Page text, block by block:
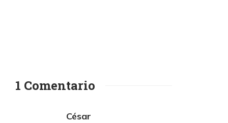
1 Comentario
César